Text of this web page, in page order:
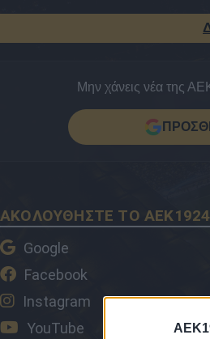
Μην χάνεις νέα της
ΑΚΟΛΟΥΘΗΣΤΕ ΤΟ
Google
Facebook
Instagram
YouTube